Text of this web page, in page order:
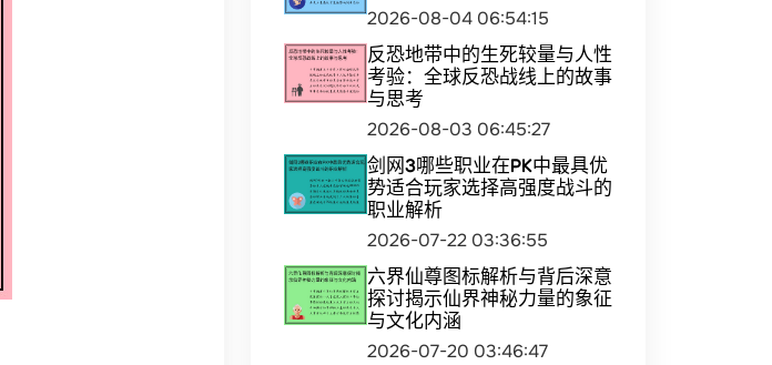
2026-08-04 06:54:15
反恐地带中的生死较量与人性
考验：全球反恐战线上的故事
与思考
2026-08-03 06:45:27
剑网3哪些职业在PK中最具优
势适合玩家选择高强度战斗的
职业解析
2026-07-22 03:36:55
六界仙尊图标解析与背后深意
探讨揭示仙界神秘力量的象征
与文化内涵
2026-07-20 03:46:47